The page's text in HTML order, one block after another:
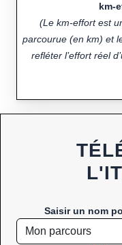
km-
(Le km-effort est
parcourue (en km) et
refléter l’effort réel
Saisir un nom